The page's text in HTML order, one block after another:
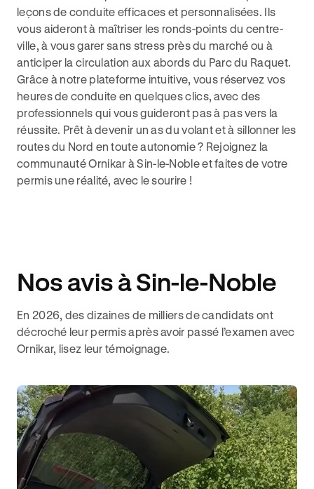
leçons de conduite efficaces et personnalisées. Ils
vous aideront à maîtriser les ronds-points du centre-
ville, à vous garer sans stress près du marché ou à
anticiper la circulation aux abords du Parc du Raquet.
Grâce à notre plateforme intuitive, vous réservez vos
heures de conduite en quelques clics, avec des
professionnels qui vous guideront pas à pas vers la
réussite. Prêt à devenir un as du volant et à sillonner les
routes du Nord en toute autonomie ? Rejoignez la
communauté Ornikar à Sin-le-Noble et faites de votre
permis une réalité, avec le sourire !
Nos avis à Sin-le-Noble
En 2026, des dizaines de milliers de candidats ont
décroché leur permis après avoir passé l’examen avec
Ornikar, lisez leur témoignage.